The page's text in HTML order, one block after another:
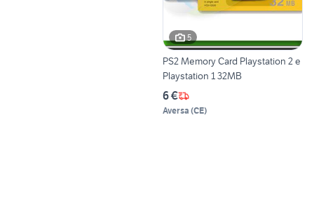
5
PS2 Memory Card Playstation 2 e
Playstation 1 32MB
6 €
Aversa (CE)